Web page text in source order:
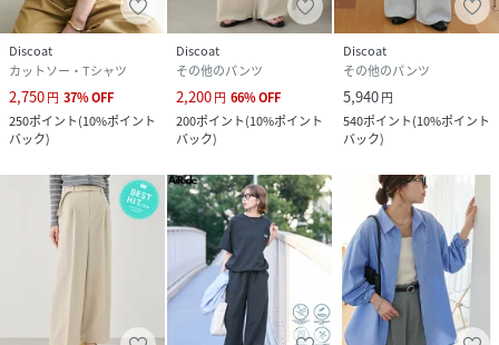
Discoat
カットソー・Tシャツ
2,750円 37%OFF
250ポイント(10%ポイント
バック)
Discoat
その他のパンツ
2,200円 66%OFF
200ポイント(10%ポイント
バック)
Discoat
その他のパンツ
5,940円
540ポイント(10%ポイント
バック)